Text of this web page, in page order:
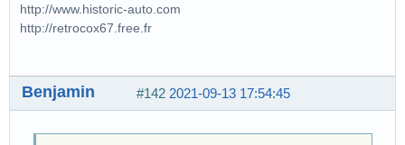
http://www.historic-auto.com
http://retrocox67.free.fr
#142 2021-09-13 17:54:45
Benjamin